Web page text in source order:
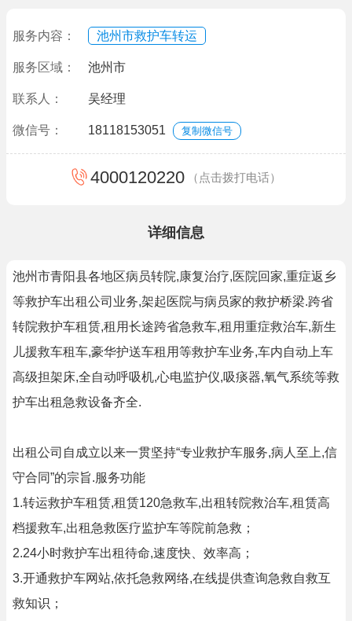
服务内容： 池州市救护车转运
服务区域： 池州市
联系人： 吴经理
微信号： 18118153051 复制微信号
4000120220 （点击拨打电话）
详细信息
池州市青阳县各地区病员转院,康复治疗,医院回家,重症返乡
等救护车出租公司业务,架起医院与病员家的救护桥梁.跨省
转院救护车租赁,租用长途跨省急救车,租用重症救治车,新生
儿援救车租车,豪华护送车租用等救护车业务,车内自动上车
高级担架床,全自动呼吸机,心电监护仪,吸痰器,氧气系统等救
护车出租急救设备齐全.
出租公司自成立以来一贯坚持“专业救护车服务,病人至上,信
守合同”的宗旨.服务功能
1.转运救护车租赁,租赁120急救车,出租转院救治车,租赁高
档援救车,出租急救医疗监护车等院前急救；
2.24小时救护车出租待命,速度快、效率高；
3.开通救护车网站,依托急救网络,在线提供查询急救自救互
救知识；